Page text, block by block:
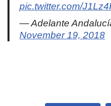
pic.twitter.com/
— Adelante
November 19, 2018